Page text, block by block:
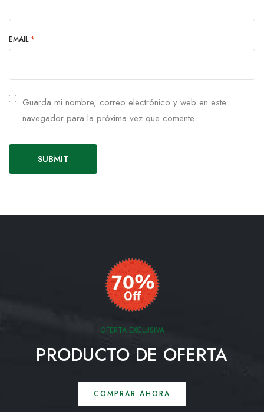
EMAIL *
Guarda mi nombre, correo electrónico y web en este
navegador para la próxima vez que comente.
OFERTA EXCLUSIVA
PRODUCTO DE OFERTA
COMPRAR AHORA